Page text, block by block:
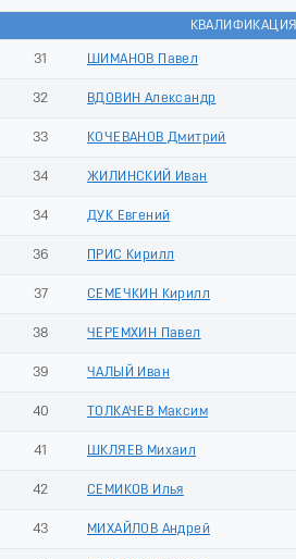
КВАЛИФИКАЦИЯ
31 ШИМАНОВ Павел
32 ВДОВИН Александр
33 КОЧЕВАНОВ Дмитрий
34 ЖИЛИНСКИЙ Иван
34 ДУК Евгений
36 ПРИС Кирилл
37 СЕМЕЧКИН Кирилл
38 ЧЕРЕМХИН Павел
39 ЧАЛЫЙ Иван
40 ТОЛКАЧЕВ Максим
41 ШКЛЯЕВ Михаил
42 СЕМИКОВ Илья
43 МИХАЙЛОВ Андрей